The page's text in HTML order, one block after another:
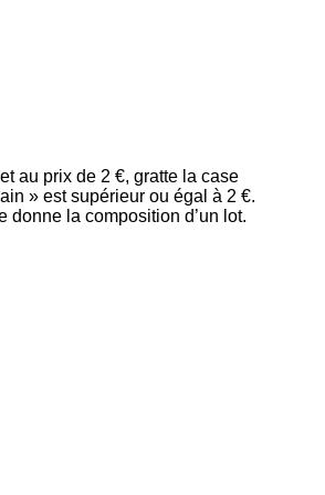
au prix de 2 €, gratte la case
» est supérieur ou égal à 2 €.
donne la composition d’un lot.